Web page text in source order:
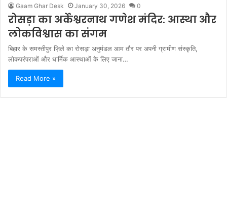
Gaam Ghar Desk January 30, 2026 0
रोसड़ा का अर्केश्वरनाथ गणेश मंदिर: आस्था और
लोकविश्वास का संगम
बिहार के समस्तीपुर ज़िले का रोसड़ा अनुमंडल आम तौर पर अपनी ग्रामीण संस्कृति,
लोकपरंपराओं और धार्मिक आस्थाओं के लिए जाना…
Read More »